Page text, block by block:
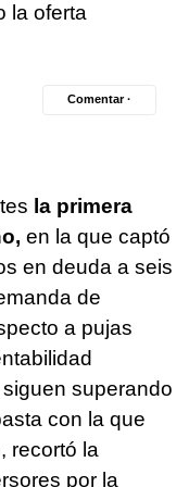
la oferta
Comentar ·
la primera
en la que captó
en deuda a seis
de
a pujas
superando
con la que
recortó la
por la